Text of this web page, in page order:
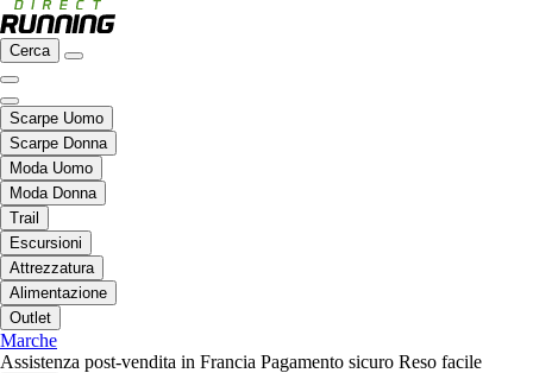
Cerca
Scarpe Uomo
Scarpe Donna
Moda Uomo
Moda Donna
Trail
Escursioni
Attrezzatura
Alimentazione
Outlet
Marche
Assistenza post-vendita in Francia Pagamento sicuro Reso facile